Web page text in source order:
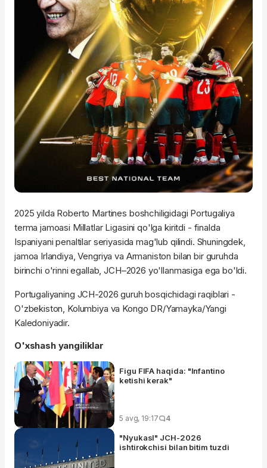
2025 yilda Roberto Martines boshchiligidagi Portugaliya
terma jamoasi Millatlar Ligasini qo'lga kiritdi - finalda
Ispaniyani penaltilar seriyasida mag'lub qilindi. Shuningdek,
jamoa Irlandiya, Vengriya va Armaniston bilan bir guruhda
birinchi o'rinni egallab, JCH–2026 yo'llanmasiga ega bo'ldi.
Portugaliyaning JCH-2026 guruh bosqichidagi raqiblari -
O'zbekiston, Kolumbiya va Kongo DR/Yamayka/Yangi
Kaledoniyadir.
O'xshash yangiliklar
Figu FIFA haqida: "Infantino
ketishi kerak"
5 avg, 19:17 4
"Nyukasl" JCH-2026
ishtirokchisi bilan bitim tuzdi